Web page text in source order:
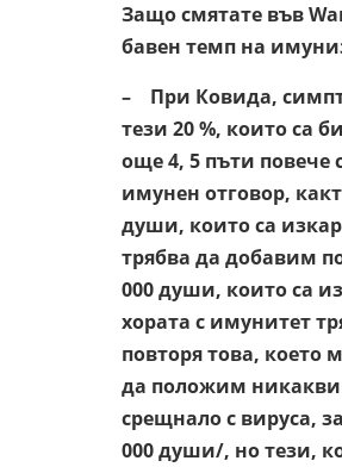
Защо смятате във
бавен темп на
– При Ковида,
тези 20 %, които са
още 4, 5 пъти повече
имунен отговор,
души, които са
трябва да добавим
000 души, които са
хората с имунитет
повторя това, което
да положим никакви
срещнало с вируса,
000 души/, но тези,